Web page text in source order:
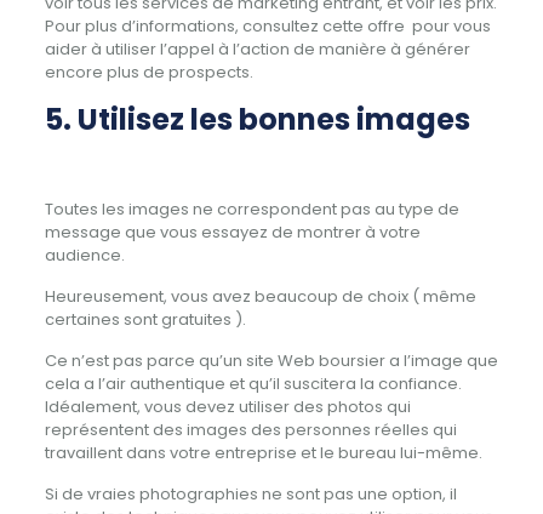
Pour plus d’informations, consultez cette offre pour vous
aider à utiliser l’appel à l’action de manière à générer
encore plus de prospects.
5. Utilisez les bonnes images
Toutes les images ne correspondent pas au type de
message que vous essayez de montrer à votre
audience.
Heureusement, vous avez beaucoup de choix ( même
certaines sont gratuites ).
Ce n’est pas parce qu’un site Web boursier a l’image que
cela a l’air authentique et qu’il suscitera la confiance.
Idéalement, vous devez utiliser des photos qui
représentent des images des personnes réelles qui
travaillent dans votre entreprise et le bureau lui-même.
Si de vraies photographies ne sont pas une option, il